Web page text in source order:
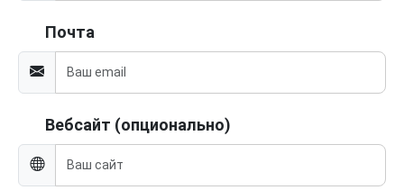
Почта
Вебсайт (опционально)